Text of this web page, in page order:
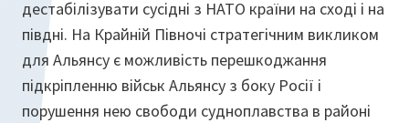
дестабілізувати сусідні з НАТО країни на сході і на
півдні. На Крайній Півночі стратегічним викликом
для Альянсу є можливість перешкоджання
підкріпленню військ Альянсу з боку Росії і
порушення нею свободи судноплавства в районі